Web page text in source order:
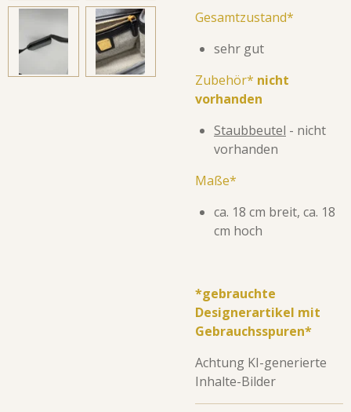
Gesamtzustand*
sehr gut
Zubehör* nicht
vorhanden
Staubbeutel - nicht
vorhanden
Maße*
ca. 18 cm breit, ca. 18
cm hoch
*gebrauchte
Designerartikel mit
Gebrauchsspuren*
Achtung KI-generierte
Inhalte-Bilder